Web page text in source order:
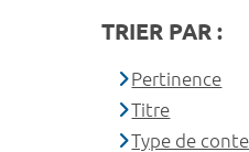
TRIER PAR :
Pertinence
Titre
Type de